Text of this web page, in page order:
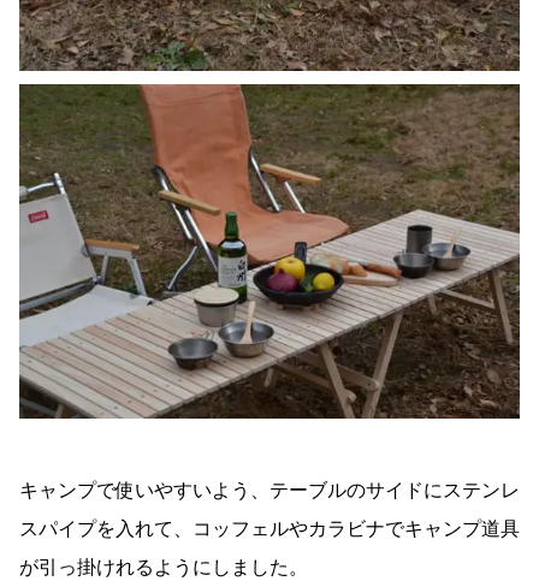
キャンプで使いやすいよう、テーブルのサイドにステンレ
スパイプを入れて、コッフェルやカラビナでキャンプ道具
が引っ掛けれるようにしました。